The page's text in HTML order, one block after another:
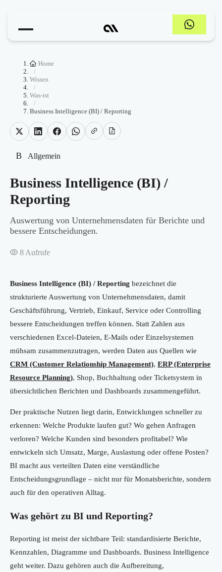
Home
/
Wissen
/
Was-ist
/
Business Intelligence (BI) / Reporting
B Allgemein
Business Intelligence (BI) /
Reporting
Auswertung von Unternehmensdaten für Berichte und
bessere Entscheidungen.
8 Aufrufe
Business Intelligence (BI) / Reporting bezeichnet die
strukturierte Auswertung von Unternehmensdaten, damit
Geschäftsführung, Vertrieb, Einkauf, Service oder Controlling
bessere Entscheidungen treffen können. Statt Zahlen aus
verschiedenen Excel-Dateien, E-Mails oder Einzelsystemen
mühsam zusammenzutragen, werden Daten aus Quellen wie
CRM (Customer Relationship Management), ERP (Enterprise
Resource Planning), Shop, Buchhaltung oder Ticketsystem in
übersichtlichen Berichten und Dashboards zusammengeführt.
Der praktische Nutzen liegt darin, Entwicklungen schneller zu
erkennen: Welche Produkte laufen gut? Wo gehen Anfragen
verloren? Welche Kunden sind besonders profitabel? Wie
entwickeln sich Umsatz, Marge, Auslastung oder offene Posten?
BI macht aus verteilten Daten eine verständliche
Entscheidungsgrundlage – nicht nur für Monatsberichte, sondern
auch für den operativen Alltag.
Was gehört zu BI und Reporting?
Reporting ist meist der sichtbare Teil: standardisierte Berichte,
Kennzahlen, Diagramme und Dashboards. Business Intelligence
geht weiter. Dazu gehören auch die Aufbereitung,